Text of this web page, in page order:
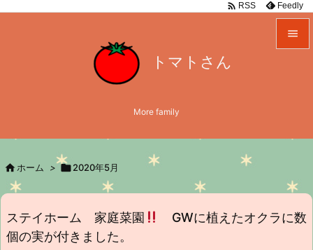


次へ
検索
 RSS Feedly
トマトさん
More family
 ホーム > 2020年5月
ステイホーム 家庭菜園
GWに植えたオクラに数
個の実が付きました。